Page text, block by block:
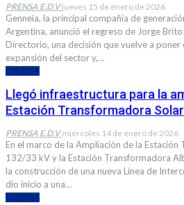
PRENSA E.D.Vjueves 15 de enero de 2026
Genneia, la principal compañía de
Argentina, anunció el regreso de Jorge
Directorio, una decisión que vuelve a poner
expansión del sector y,…
ENERGIA
Llegó infraestructura para la
Estación Transformadora
PRENSA E.D.Vmiércoles 14 de enero de 2026
En el marco de la Ampliación de la
132/33 kV y la Estación Transformadora
la construcción de una nueva Línea de
dio inicio a una…
ENERGIA